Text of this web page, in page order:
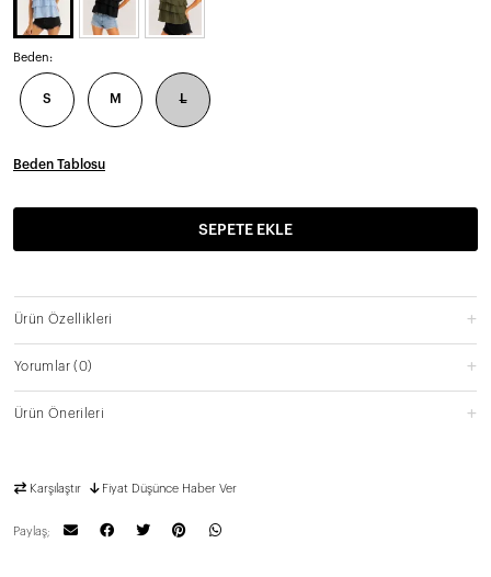
Beden:
S M L
Beden Tablosu
SEPETE EKLE
Ürün Özellikleri
Yorumlar(0)
Ürün Önerileri
Karşılaştır Fiyat Düşünce Haber Ver
Paylaş;